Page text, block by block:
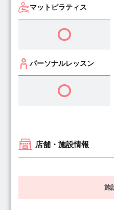
マットピラティス
パーソナルレッスン
店舗・施設情報
施